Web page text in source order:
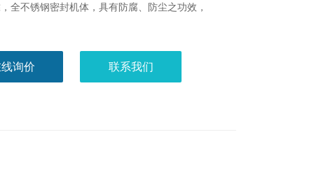
全不锈钢密封机体，具有防腐、防尘之功效，
询价 联系我们